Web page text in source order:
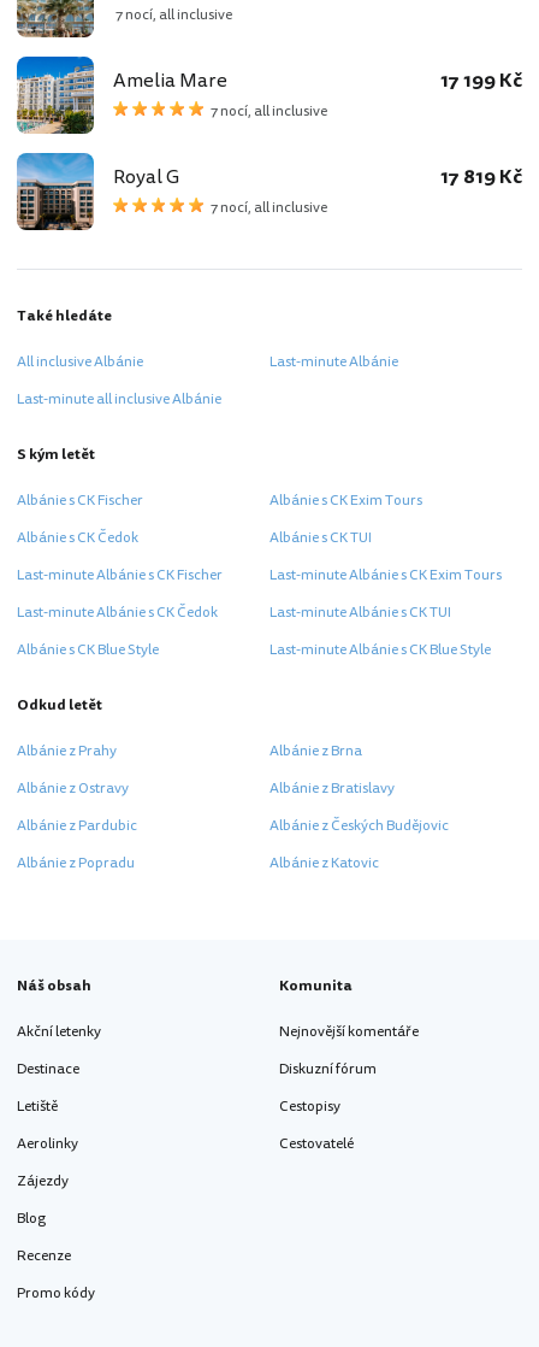
7 nocí, all inclusive
Amelia Mare
7 nocí, all inclusive
17 199 Kč
Royal G
7 nocí, all inclusive
17 819 Kč
Také hledáte
All inclusive Albánie
Last-minute Albánie
Last-minute all inclusive Albánie
S kým letět
Albánie s CK Fischer
Albánie s CK Exim Tours
Albánie s CK Čedok
Albánie s CK TUI
Last-minute Albánie s CK Fischer
Last-minute Albánie s CK Exim Tours
Last-minute Albánie s CK Čedok
Last-minute Albánie s CK TUI
Albánie s CK Blue Style
Last-minute Albánie s CK Blue Style
Odkud letět
Albánie z Prahy
Albánie z Brna
Albánie z Ostravy
Albánie z Bratislavy
Albánie z Pardubic
Albánie z Českých Budějovic
Albánie z Popradu
Albánie z Katovic
Náš obsah
Akční letenky
Destinace
Letiště
Aerolinky
Zájezdy
Blog
Recenze
Promo kódy
Komunita
Nejnovější komentáře
Diskuzní fórum
Cestopisy
Cestovatelé